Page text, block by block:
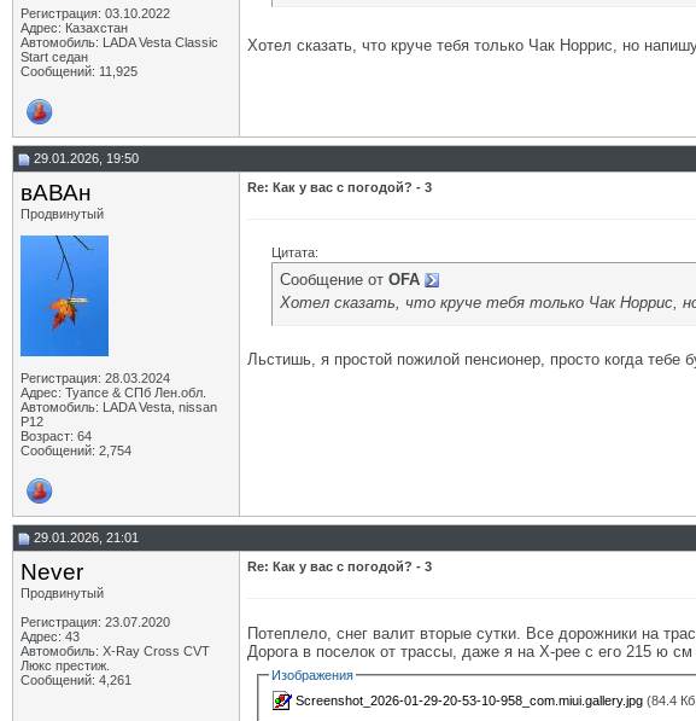
Регистрация: 03.10.2022
Адрес: Казахстан
Автомобиль: LADA Vesta Classic
Start седан
Сообщений: 11,925
Хотел сказать, что круче тебя только Чак Норрис, но
29.01.2026, 19:50
вАВАн
Продвинутый
Регистрация: 28.03.2024
Адрес: Туапсе & СПб Лен.обл.
Автомобиль: LADA Vesta, nissan
P12
Возраст: 64
Сообщений: 2,754
Re: Как у вас с погодой? - 3
Цитата:
Сообщение от OFA
Хотел сказать, что круче тебя только Чак Норрис,
Льстишь, я простой пожилой пенсионер, просто когда тебе
29.01.2026, 21:01
Never
Продвинутый
Регистрация: 23.07.2020
Адрес: 43
Автомобиль: X-Ray Cross CVT
Люкс престиж.
Сообщений: 4,261
Re: Как у вас с погодой? - 3
Потеплело, снег валит вторые сутки. Все дорожники на
Дорога в поселок от трассы, даже я на Х-рее с его 215 ю
Изображения
Screenshot_2026-01-29-20-53-10-958_com.miui.gallery.jpg (84.4